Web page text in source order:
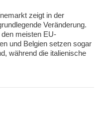
zeigt in der
Veränderung.
meisten EU-
und Belgien setzen sogar
während die italienische